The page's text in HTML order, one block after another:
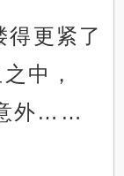
得更紧了
中，
外……